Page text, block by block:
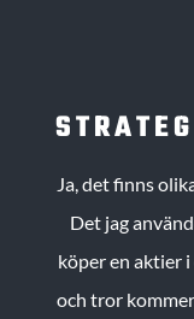
Ja, det finns
Det jag
köper en aktier
och tror